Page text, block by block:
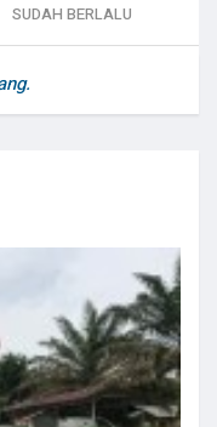
SUDAH BERLALU